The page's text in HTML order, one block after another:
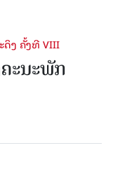
ດິງ ຄັ້ງທີ VIII
ະນະພັກ